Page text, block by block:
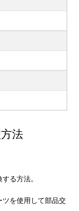
法
る方法。
ツを使用して部品交